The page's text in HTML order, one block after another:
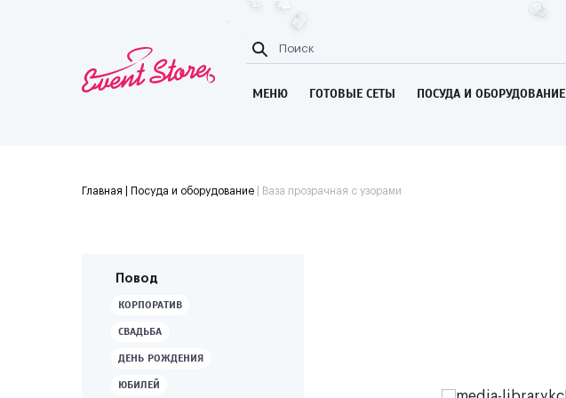
МЕНЮ ГОТОВЫЕ СЕТЫ ПОСУДА И ОБОРУДОВАНИЕ
Главная | Посуда и оборудование Ваза прозрачная с узорами
Повод
КОРПОРАТИВ
СВАДЬБА
ДЕНЬ РОЖДЕНИЯ
ЮБИЛЕЙ